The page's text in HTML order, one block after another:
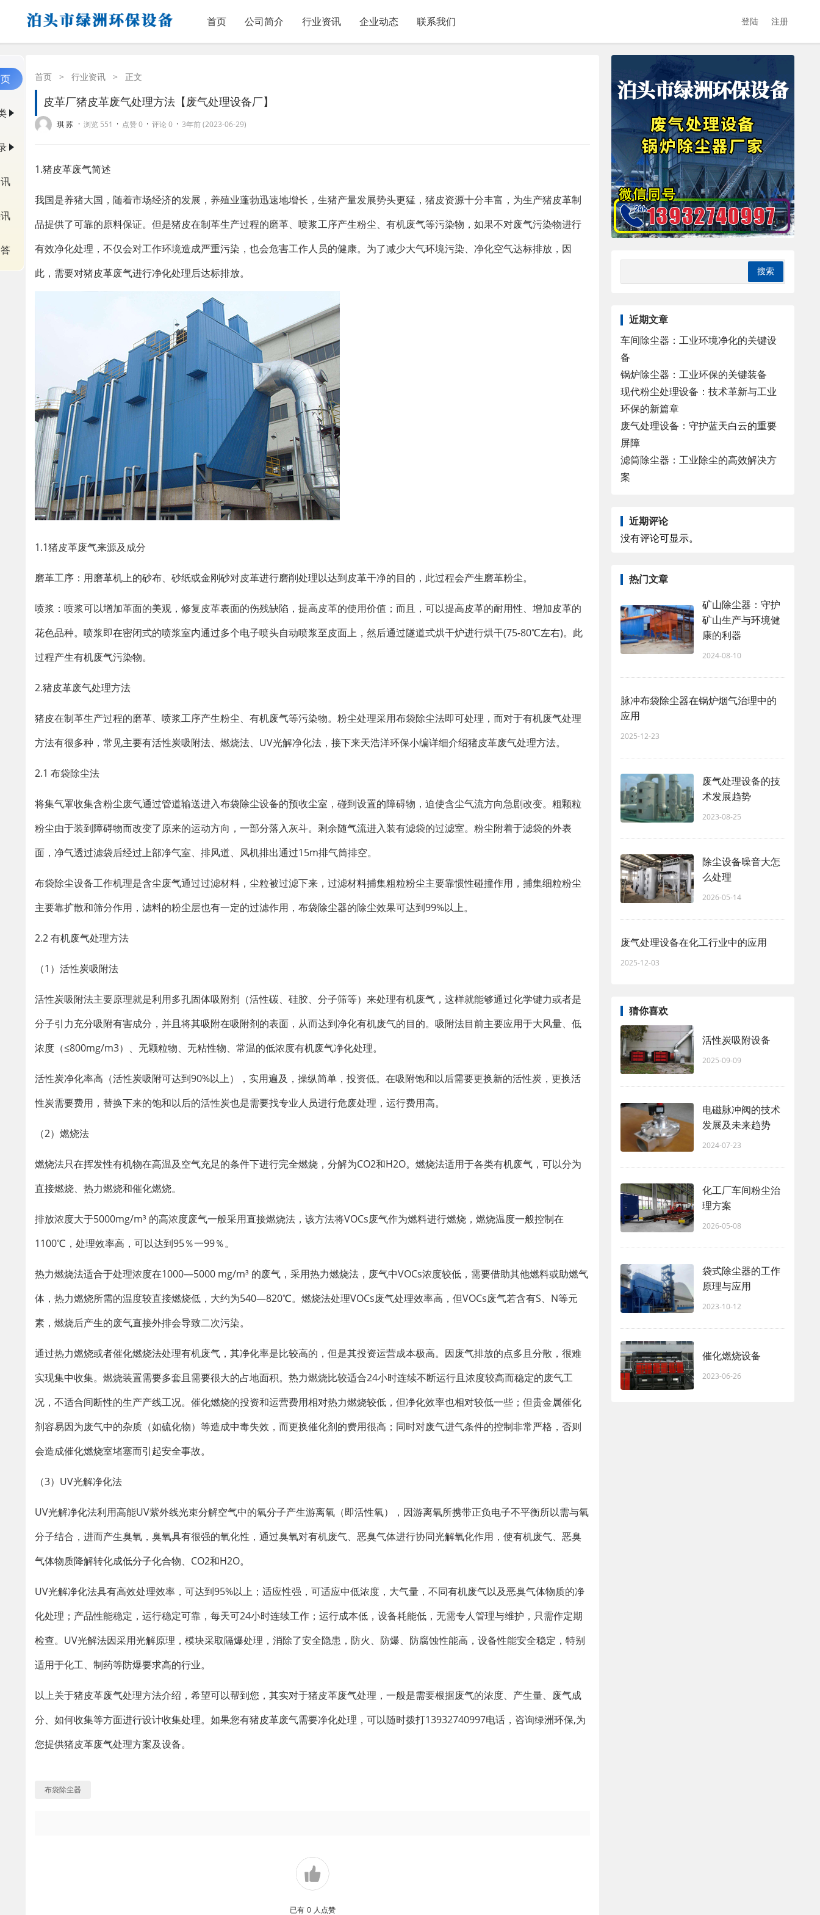
首页 公司简介 行业资讯 企业动态 联系我们 登陆 注册
首页 > 行业资讯 > 正文
皮革厂猪皮革废气处理方法【废气处理设备厂】
琪 苏 · 浏览 551 · 点赞 0 · 评论 0 · 3年前 (2023-06-29)
1.猪皮革废气简述
我国是养猪大国，随着市场经济的发展，养殖业蓬勃迅速地增长，生猪产量发展势头更猛，猪皮资源十分丰富，为生产猪皮革制
品提供了可靠的原料保证。但是猪皮在制革生产过程的磨革、喷浆工序产生粉尘、有机废气等污染物，如果不对废气污染物进行
有效净化处理，不仅会对工作环境造成严重污染，也会危害工作人员的健康。为了减少大气环境污染、净化空气达标排放，因
此，需要对猪皮革废气进行净化处理后达标排放。
1.1猪皮革废气来源及成分
磨革工序：用磨革机上的砂布、砂纸或金刚砂对皮革进行磨削处理以达到皮革干净的目的，此过程会产生磨革粉尘。
喷浆：喷浆可以增加革面的美观，修复皮革表面的伤残缺陷，提高皮革的使用价值；而且，可以提高皮革的耐用性、增加皮革的
花色品种。喷浆即在密闭式的喷浆室内通过多个电子喷头自动喷浆至皮面上，然后通过隧道式烘干炉进行烘干(75-80℃左右)。此
过程产生有机废气污染物。
2.猪皮革废气处理方法
猪皮在制革生产过程的磨革、喷浆工序产生粉尘、有机废气等污染物。粉尘处理采用布袋除尘法即可处理，而对于有机废气处理
方法有很多种，常见主要有活性炭吸附法、燃烧法、UV光解净化法，接下来天浩洋环保小编详细介绍猪皮革废气处理方法。
2.1 布袋除尘法
将集气罩收集含粉尘废气通过管道输送进入布袋除尘设备的预收尘室，碰到设置的障碍物，迫使含尘气流方向急剧改变。粗颗粒
粉尘由于装到障碍物而改变了原来的运动方向，一部分落入灰斗。剩余随气流进入装有滤袋的过滤室。粉尘附着于滤袋的外表
面，净气透过滤袋后经过上部净气室、排风道、风机排出通过15m排气筒排空。
布袋除尘设备工作机理是含尘废气通过过滤材料，尘粒被过滤下来，过滤材料捕集粗粒粉尘主要靠惯性碰撞作用，捕集细粒粉尘
主要靠扩散和筛分作用，滤料的粉尘层也有一定的过滤作用， 布袋除尘器的除尘效果可达到99%以上。
2.2 有机废气处理方法
（1）活性炭吸附法
活性炭吸附法主要原理就是利用多孔固体吸附剂（活性碳、硅胶、分子筛等）来处理有机废气，这样就能够通过化学键力或者是
分子引力充分吸附有害成分，并且将其吸附在吸附剂的表面，从而达到净化有机废气的目的。吸附法目前主要应用于大风量、低
浓度（≤800mg/m3）、无颗粒物、无粘性物、常温的低浓度有机废气净化处理。
活性炭净化率高（活性炭吸附可达到90%以上），实用遍及，操纵简单，投资低。在吸附饱和以后需要更换新的活性炭，更换活
性炭需要费用，替换下来的饱和以后的活性炭也是需要找专业人员进行危废处理，运行费用高。
（2）燃烧法
燃烧法只在挥发性有机物在高温及空气充足的条件下进行完全燃烧，分解为CO2和H2O。燃烧法适用于各类有机废气，可以分为
直接燃烧、热力燃烧和催化燃烧。
排放浓度大于5000mg/m³ 的高浓度废气一般采用直接燃烧法，该方法将VOCs废气作为燃料进行燃烧，燃烧温度一般控制在
1100℃，处理效率高，可以达到95％一99％。
热力燃烧法适合于处理浓度在1000—5000 mg/m³ 的废气，采用热力燃烧法，废气中VOCs浓度较低，需要借助其他燃料或助燃气
体，热力燃烧所需的温度较直接燃烧低，大约为540—820℃。燃烧法处理VOCs废气处理效率高，但VOCs废气若含有S、N等元
素，燃烧后产生的废气直接外排会导致二次污染。
通过热力燃烧或者催化燃烧法处理有机废气，其净化率是比较高的，但是其投资运营成本极高。因废气排放的点多且分散，很难
实现集中收集。燃烧装置需要多套且需要很大的占地面积。热力燃烧比较适合24小时连续不断运行且浓度较高而稳定的废气工
况，不适合间断性的生产产线工况。催化燃烧的投资和运营费用相对热力燃烧较低，但净化效率也相对较低一些；但贵金属催化
剂容易因为废气中的杂质（如硫化物）等造成中毒失效，而更换催化剂的费用很高；同时对废气进气条件的控制非常严格，否则
会造成催化燃烧室堵塞而引起安全事故。
（3）UV光解净化法
UV光解净化法利用高能UV紫外线光束分解空气中的氧分子产生游离氧（即活性氧），因游离氧所携带正负电子不平衡所以需与氧
分子结合，进而产生臭氧，臭氧具有很强的氧化性，通过臭氧对有机废气、恶臭气体进行协同光解氧化作用，使有机废气、恶臭
气体物质降解转化成低分子化合物、CO2和H2O。
UV光解净化法具有高效处理效率，可达到95%以上；适应性强，可适应中低浓度，大气量，不同有机废气以及恶臭气体物质的净
化处理；产品性能稳定，运行稳定可靠，每天可24小时连续工作；运行成本低，设备耗能低，无需专人管理与维护，只需作定期
检查。UV光解法因采用光解原理，模块采取隔爆处理，消除了安全隐患，防火、防爆、防腐蚀性能高，设备性能安全稳定，特别
适用于化工、制药等防爆要求高的行业。
以上关于猪皮革废气处理方法介绍，希望可以帮到您，其实对于猪皮革废气处理，一般是需要根据废气的浓度、产生量、废气成
分、如何收集等方面进行设计收集处理。如果您有猪皮革废气需要净化处理，可以随时拨打13932740997电话，咨询绿洲环保,为
您提供猪皮革废气处理方案及设备。
布袋除尘器
已有 0 人点赞
近期文章
车间除尘器：工业环境净化的关键设
备
锅炉除尘器：工业环保的关键装备
现代粉尘处理设备：技术革新与工业
环保的新篇章
废气处理设备：守护蓝天白云的重要
屏障
滤筒除尘器：工业除尘的高效解决方
案
近期评论
没有评论可显示。
热门文章
矿山除尘器：守护
矿山生产与环境健
康的利器
2024-08-10
脉冲布袋除尘器在锅炉烟气治理中的
应用
2025-12-23
废气处理设备的技
术发展趋势
2023-08-25
除尘设备噪音大怎
么处理
2026-05-14
废气处理设备在化工行业中的应用
2025-12-03
猜你喜欢
活性炭吸附设备
2025-09-09
电磁脉冲阀的技术
发展及未来趋势
2024-07-23
化工厂车间粉尘治
理方案
2026-05-08
袋式除尘器的工作
原理与应用
2023-10-12
催化燃烧设备
2023-06-26